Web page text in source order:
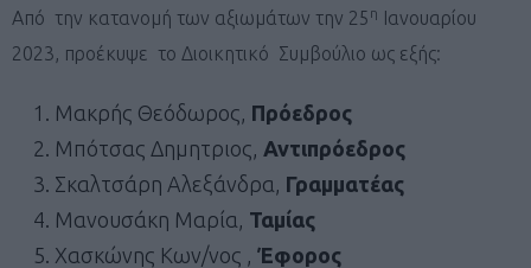
Από την κατανομή των αξιωμάτων την 25 η Ιανουαρίου
2023, προέκυψε το Διοικητικό Συμβούλιο ως εξής:
Μακρής Θεόδωρος, Πρόεδρος
Μπότσας Δημητριος, Αντιπρόεδρος
Σκαλτσάρη Αλεξάνδρα, Γραμματέας
Μανουσάκη Μαρία, Ταμίας
Χασκώνης Κων/νος , Έφορος